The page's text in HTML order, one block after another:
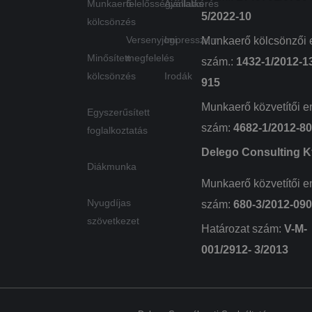
Munkaerő-
kölcsönzés
Minősített
kölcsönzés
Egyszerűsített
foglalkoztatás
Diákmunka
Nyugdíjas
szövetkezet
felelősségvállalás
Versenyjogi
megfelelés
Ajánlatkérés
Impresszum
Irodák
5/2022-10
Munkaerő kölcsönzői
szám.: 1432-1/2012-
915
Munkaerő közvetítői
szám:4682-1/2012-
Delego Consulting
Munkaerő közvetítői
szám:680-3/2012-
Határozat szám:V-M-
001/2912- 3/2013
/ Domain
Lejárat Leírás
_fbp
Meta
3 hónap
A
mint
valós
.google.com
nap
a
Név
Szolgáltató
/ Domain
Lejárat Leírás
delego.hu
wpglobus-language
cookie_notice_accepted
hónap